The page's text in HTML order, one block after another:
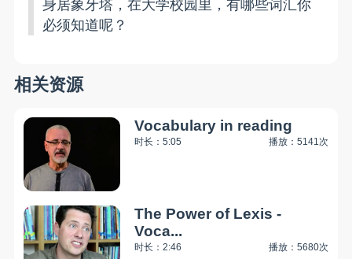
身居象牙塔，在大学校园里，有哪些词汇你
必须知道呢？
相关资源
Vocabulary in reading
时长：5:05 播放：5141次
The Power of Lexis -
Voca...
时长：2:46 播放：5680次